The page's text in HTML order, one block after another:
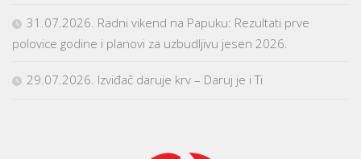
31.07.2026. Radni vikend na Papuku: Rezultati prve
polovice godine i planovi za uzbudljivu jesen 2026.
29.07.2026. Izviđač daruje krv – Daruj je i Ti